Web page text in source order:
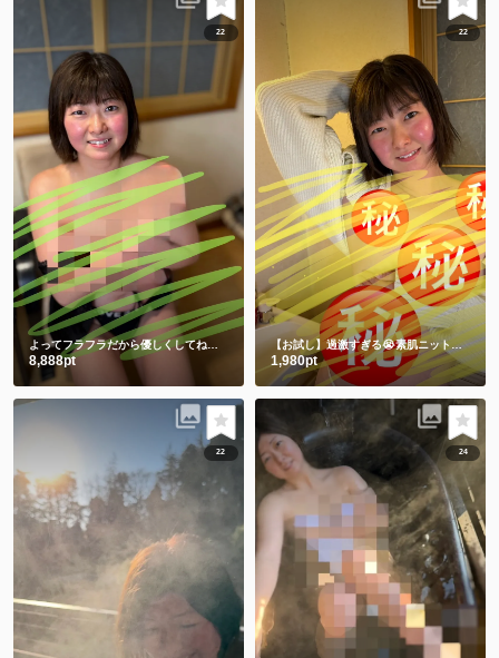
22
よってフラフラだから優しくしてね💕ワキと手ぶらは裸より恥ずかしい🫣
8,888pt
22
【お試し】過激すぎる😭素肌ニットからの手ぶらショット㊙️
1,980pt
22 24